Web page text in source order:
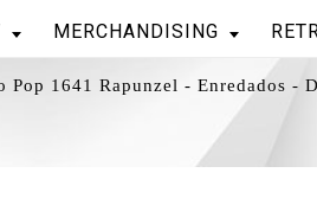
MERCHANDISING
Pop 1641 Rapunzel - Enredados -